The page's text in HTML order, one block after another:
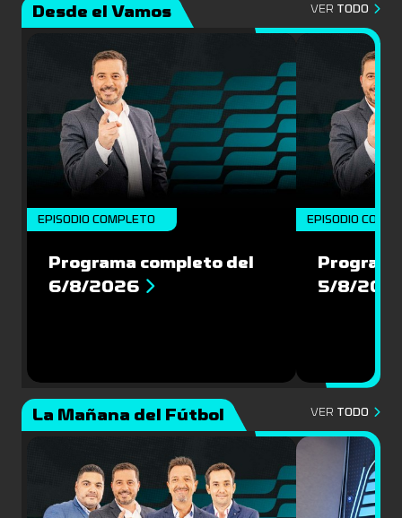
Desde el Vamos VER TODO
EPISODIO COMPLETO
Programa completo del
6/8/2026
EPISODIO
5/8/
La Mañana del Fútbol VER TODO